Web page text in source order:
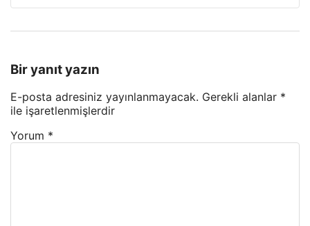
Bir yanıt yazın
E-posta adresiniz yayınlanmayacak. Gerekli alanlar *
ile işaretlenmişlerdir
Yorum *